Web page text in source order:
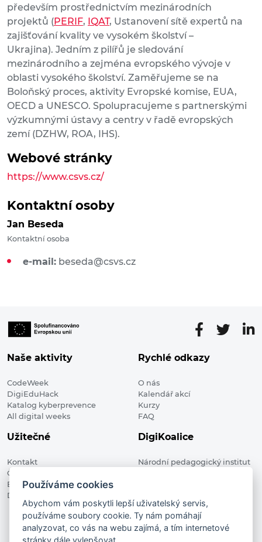
především prostřednictvím mezinárodních
projektů (PERIF, IQAT, Ustanovení sítě expertů na
zajišťování kvality ve vysokém školství –
Ukrajina). Jedním z pilířů je sledování
mezinárodního a zejména evropského vývoje v
oblasti vysokého školství. Zaměřujeme se na
Boloňský proces, aktivity Evropské komise, EUA,
OECD a UNESCO. Spolupracujeme s partnerskými
výzkumnými ústavy a centry v řadě evropských
zemí (DZHW, ROA, IHS).
Webové stránky
https://www.csvs.cz/
Kontaktní osoby
Jan Beseda
Kontaktní osoba
e-mail: beseda@csvs.cz
Naše aktivity
CodeWeek
DigiEduHack
Katalog kyberprevence
All digital weeks
Rychlé odkazy
O nás
Kalendář akcí
Kurzy
FAQ
Užitečné
Kontakt
Členské organizace
Blog
Digitalizace ve vzdělávání
DigiKoalice
Národní pedagogický institut
DigiKoalice 2021. All rights reserved
Vstup do administrace
Používáme cookies
Abychom vám poskytli lepší uživatelský servis,
používáme soubory cookie. Ty nám pomáhají
analyzovat, co vás na webu zajímá, a tím internetové